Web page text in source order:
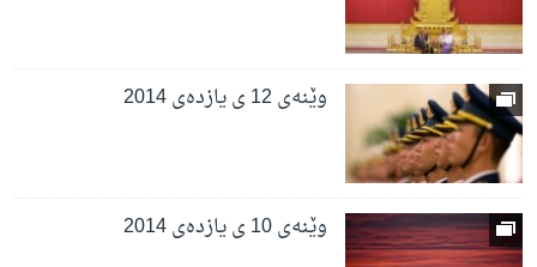
وێنه‌ی 12 ی یازده‌ی 2014
وێنه‌ی 10 ی یازده‌ی 2014